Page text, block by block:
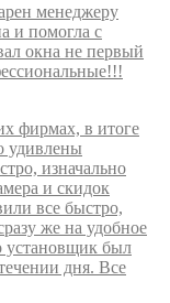
менеджеру
и помогла с
окна не первый
фирмах, в итоге
удивлены
изначально
и скидок
все быстро,
же на удобное
установщик был
дня. Все